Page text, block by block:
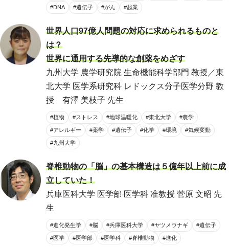
#DNA #遺伝子 #がん #起業
世界人口97億人問題の対応に求められるものと
は？
世界に通用する先導的な創薬をめざす
九州大学 農学研究院 生命機能科学部門 教授／東
北大学 医学系研究科 レドックス分子医学分野 教
授 有澤 美枝子 先生
#植物 #ストレス #地球温暖化 #東北大学 #農学
#アレルギー #薬学 #遺伝子 #化学 #環境 #気候変動
#九州大学
脊椎動物の「脳」の基本構造は５億年以上前に成
立していた！
兵庫医科大学 医学部 医学科 准教授 菅原 文昭 先
生
#進化発生学 #脳 #兵庫医科大学 #ヤツメウナギ #遺伝子
#医学 #医学部 #医学科 #脊椎動物 #進化